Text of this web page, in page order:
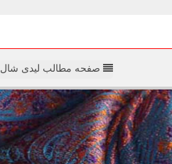
صفحه مطالب لیدی شال